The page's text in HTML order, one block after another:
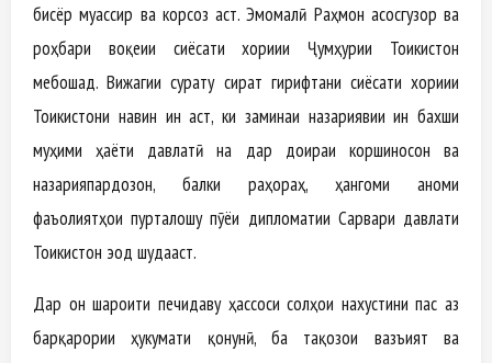
бисёр муассир ва корсоз аст. Эмомалӣ Раҳмон асосгузор ва
роҳбари воқеии сиёсати хориҷии Ҷумҳурии Тоҷикистон
мебошад. Вижагии сурату сират гирифтани сиёсати хориҷии
Тоҷикистони навин ин аст, ки заминаи назариявии ин бахши
муҳими ҳаёти давлатӣ на дар доираи коршиносон ва
назарияпардозон, балки раҳораҳ, ҳангоми анҷоми
фаъолиятҳои пурталошу пӯёи дипломатии Сарвари давлати
Тоҷикистон эҷод шудааст.
Дар он шароити печидаву ҳассоси солҳои нахустини пас аз
барқарории ҳукумати қонунӣ, ба тақозои вазъият ва